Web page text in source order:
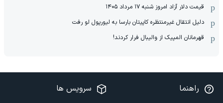
قیمت دلار آزاد امروز شنبه ۱۷ مرداد ۱۴۰۵
دلیل انتقال غیرمنتظره کاپیتان بارسا به لیورپول لو رفت
قهرمانان المپیک از والیبال فرار کردند!
راهنما سرویس ها